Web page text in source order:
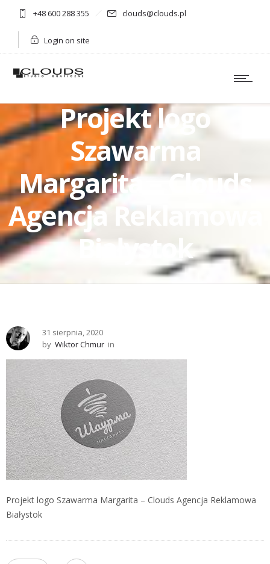
+48 600 288 355 clouds@clouds.pl
Login on site
Projekt logo
Szawarma
Margarita – Clouds
Agencja Reklamowa
Białystok
31 sierpnia, 2020
by Wiktor Chmur in
Projekt logo Szawarma Margarita – Clouds Agencja Reklamowa
Białystok